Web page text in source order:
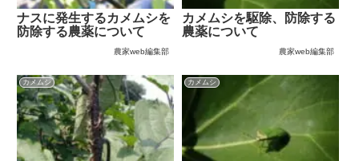
ナスに発生するカメムシを
防除する農薬について
農家web編集部
カメムシを駆除、防除する
農薬について
農家web編集部
カメムシ カメムシ